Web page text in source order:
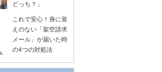
どっち？」
これで安心！身に覚
えのない「架空請求
メール」が届いた時
の4つの対処法